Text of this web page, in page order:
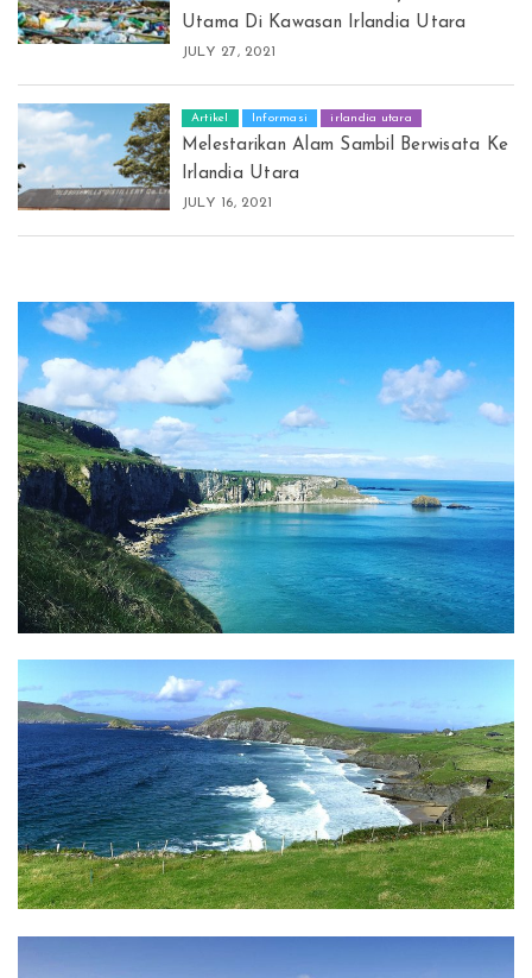
Utama Di Kawasan Irlandia Utara
JULY 27, 2021
Artikel Informasi irlandia utara
Melestarikan Alam Sambil Berwisata Ke
Irlandia Utara
JULY 16, 2021